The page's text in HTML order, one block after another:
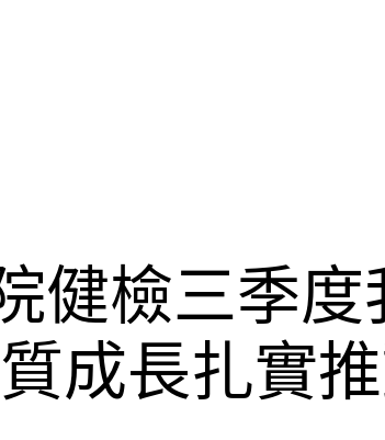
健檢三季
成長扎實